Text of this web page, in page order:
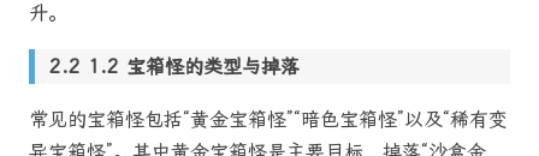
升。
1.2 宝箱怪的类型与掉落
常见的宝箱怪包括“黄金宝箱怪”“暗色宝箱怪”以及“稀有变